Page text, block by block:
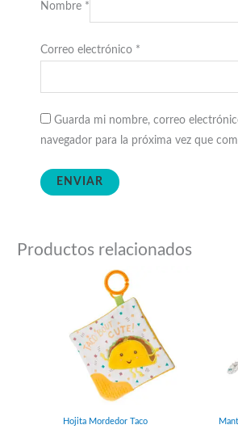
Nombre *
Correo electrónico *
Guarda mi nombre, correo
navegador para la próxima vez que
Productos relacionados
Hojita Mordedor Taco